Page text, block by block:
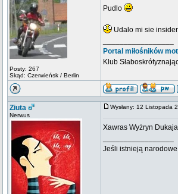
Posty: 267
Skąd: Czerwieńsk / Berlin
Pudlo
Udalo mi sie
Portal miłośników
Klub
Ziuta
Nerwus
Wysłany: 12 Listopada
Xawras Wyżryn Dukaja
Jeśli istnieją